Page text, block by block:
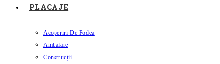
PLACAJE
Acoperiri De Podea
Ambalare
Construcții